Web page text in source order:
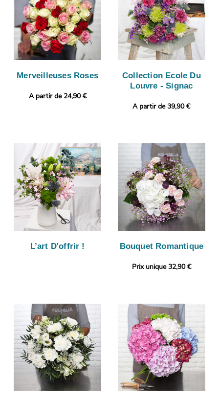
Merveilleuses Roses
A partir de 24,90 €
Collection Ecole Du
Louvre - Signac
A partir de 39,90 €
L’art D'offrir ! Bouquet Romantique
Prix unique 32,90 €